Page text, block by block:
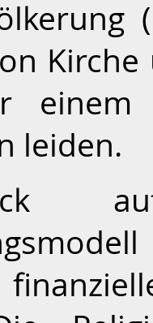
einem
leiden.